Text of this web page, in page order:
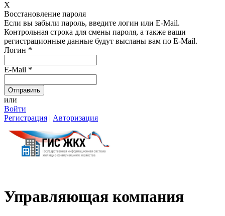
X
Восстановление пароля
Если вы забыли пароль, введите логин или E-Mail.
Контрольная строка для смены пароля, а также ваши
регистрационные данные будут высланы вам по E-Mail.
Логин *
E-Mail *
или
Войти
Регистрация | Авторизация
Управляющая компания